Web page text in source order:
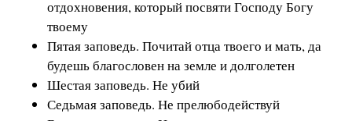
отдохновения, который посвяти Господу Богу
твоему
Пятая заповедь. Почитай отца твоего и мать, да
будешь благословен на земле и долголетен
Шестая заповедь. Не убий
Седьмая заповедь. Не прелюбодействуй